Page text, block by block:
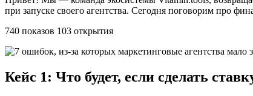
при запуске своего агентства. Сегодня поговорим про
740 показов 103 открытия
Кейс 1: Что будет, если сделать